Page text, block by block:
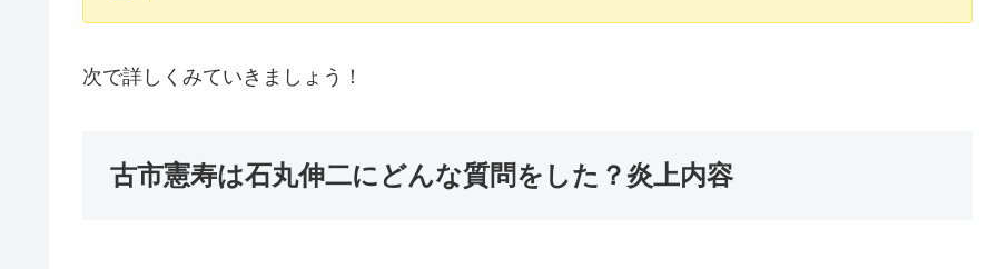
次で詳しくみていきましょう！
古市憲寿は石丸伸二にどんな質問をした？炎上内容